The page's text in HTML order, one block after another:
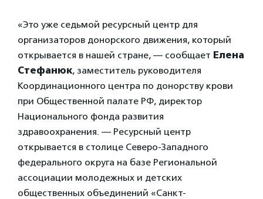
«Это уже седьмой ресурсный центр для
организаторов донорского движения, который
открывается в нашей стране, — сообщает Елена
Стефанюк, заместитель руководителя
Координационного центра по донорству крови
при Общественной палате РФ, директор
Национального фонда развития
здравоохранения. — Ресурсный центр
открывается в столице Северо-Западного
федерального округа на базе Региональной
ассоциации молодежных и детских
общественных объединений «Санкт-